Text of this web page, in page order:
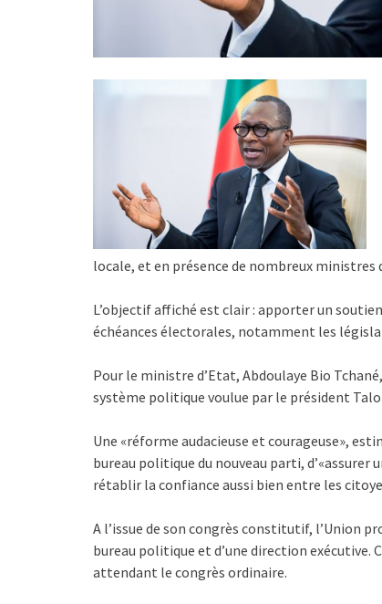
locale, et en présence de nombreux ministres
L’objectif affiché est clair : apporter un
échéances électorales, notamment les
Pour le ministre d’Etat, Abdoulaye Bio
système politique voulue par le président
Une «réforme audacieuse et courageuse»,
bureau politique du nouveau parti, d’«assurer
rétablir la confiance aussi bien entre les
A l’issue de son congrès constitutif, l’Union
bureau politique et d’une direction
attendant le congrès ordinaire.